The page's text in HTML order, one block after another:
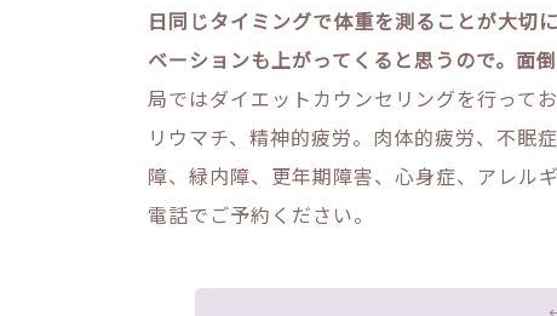
日同じタイミングで体重を測ることが大切に
ベーションも上がってくると思うので。面
局ではダイエットカウンセリングを行って
リウマチ、精神的疲労。肉体的疲労、不眠
障、緑内障、更年期障害、心身症、アレル
電話でご予約ください。